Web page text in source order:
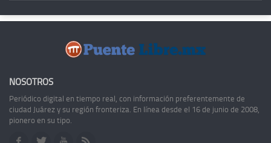
NOSOTROS
Periódico digital en tiempo real, con información preferentemente de
ciudad Juárez y su región fronteriza. En línea desde el 16 de junio de 2008,
pionero en su tipo.